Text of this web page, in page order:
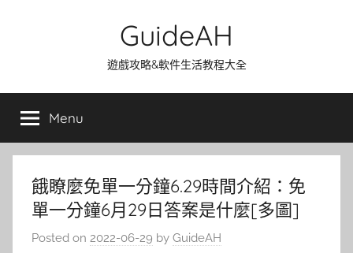
GuideAH
遊戲攻略&軟件生活教程大全
Menu
餓瞭麼免單一分鐘6.29時間介紹：免
單一分鐘6月29日答案是什麼[多圖]
Posted on 2022-06-29 by GuideAH